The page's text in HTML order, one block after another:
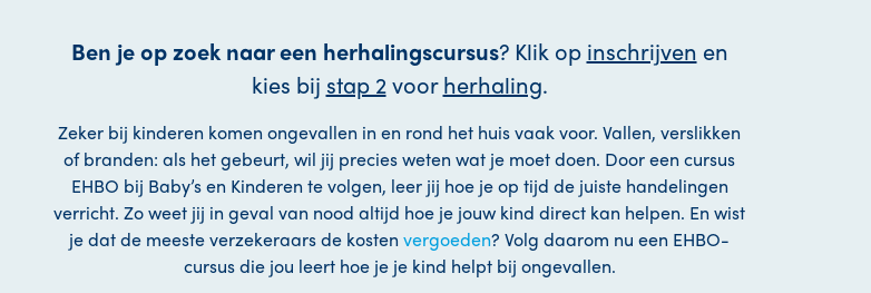
Ben je op zoek naar een herhalingscursus? Klik op inschrijven en
kies bij stap 2voorherhaling.
Zeker bij kinderen komen ongevallen in en rond het huis vaak voor. Vallen, verslikken
of branden: als het gebeurt, wil jij precies weten wat je moet doen. Door een cursus
EHBO bij Baby’s en Kinderen te volgen, leer jij hoe je op tijd de juiste handelingen
verricht. Zo weet jij in geval van nood altijd hoe je jouw kind direct kan helpen. En wist
je dat de meeste verzekeraars de kosten vergoeden? Volg daarom nu een EHBO-
cursus die jou leert hoe je je kind helpt bij ongevallen.